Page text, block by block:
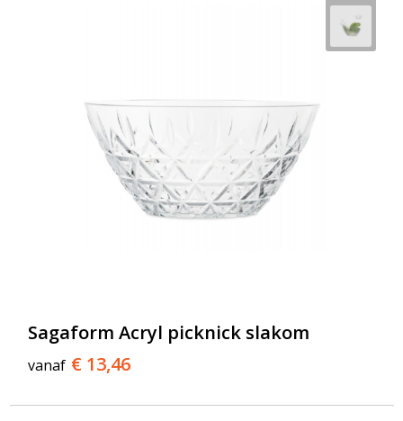
Sagaform Acryl picknick slakom
vanaf € 13,46